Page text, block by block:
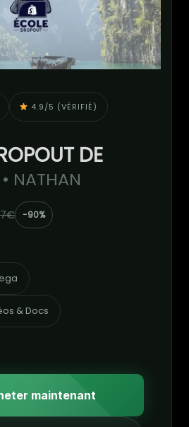
4.9/5 (VÉRIFIÉ)
DE
• NATHAN
-90%
& Docs
maintenant